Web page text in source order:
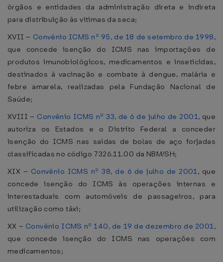
órgãos e entidades da administração direta e indireta
para distribuição às vítimas da seca;
XVII – Convênio ICMS nº 95, de 18 de setembro de 1998,
que concede isenção do ICMS nas importações de
produtos imunobiológicos, medicamentos e inseticidas,
destinados à vacinação e combate à dengue, malária e
febre amarela, realizadas pela Fundação Nacional de
Saúde;
XVIII – Convênio ICMS nº 33, de 6 de julho de 2001, que
autoriza os Estados e o Distrito Federal a conceder
isenção do ICMS nas saídas de bolas de aço forjadas
classificadas no código 7326.11.00 da NBM/SH;
XIX – Convênio ICMS nº 38, de 6 de julho de 2001, que
concede isenção do ICMS às operações internas e
interestaduais com automóveis de passageiros, para
utilização como táxi;
XX – Convênio ICMS nº 140, de 19 de dezembro de 2001,
que concede isenção do ICMS nas operações com
medicamentos;